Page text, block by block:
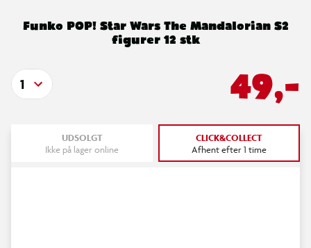
Funko POP! Star Wars The Mandalorian S2
figurer 12 stk
49,-
1
UDSOLGT
Ikke på lager online
CLICK&COLLECT
Afhent efter 1 time